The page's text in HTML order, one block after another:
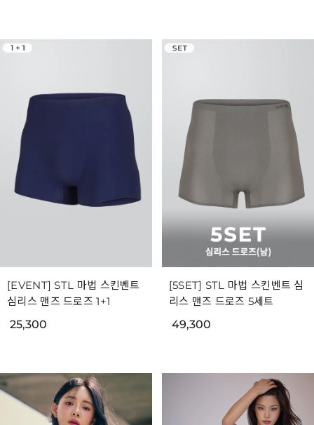
[EVENT] STL 마법 스킨벤트
심리스 맨즈 드로즈 1+1
25,300
[5SET] STL 마법 스킨벤트 심
리스 맨즈 드로즈 5세트
49,300